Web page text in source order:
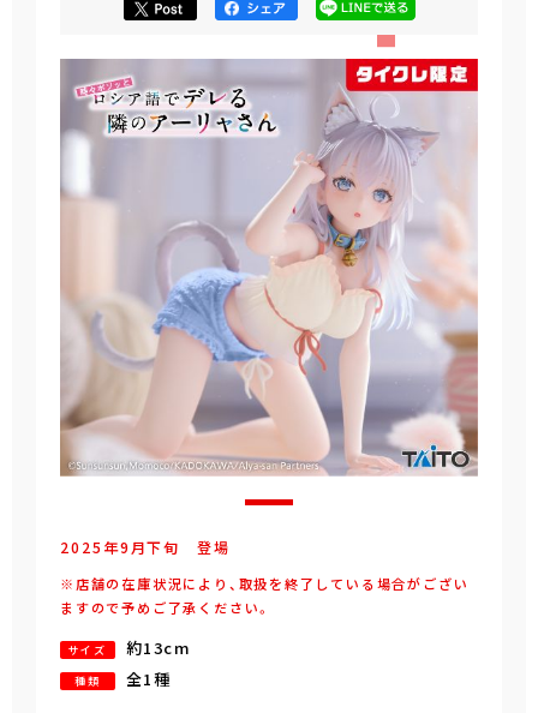
2025年9 月下旬 登場
※店舗の在庫状況により、取扱を終了している場合がござい
ますので予めご了承ください。
サイズ 約13cm
種類 全1種